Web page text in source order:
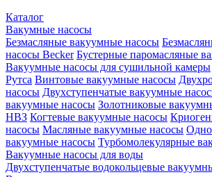
Каталог
Вакумные насосы
Безмасляные вакуумные насосы
насосы Becker Бустерные паромасляные
Вакуумные насосы для сушильной камеры
Рутса Винтовые вакуумные насосы
насосы Двухступенчатые вакуумные
вакуумные насосы Золотниковые
НВЗ Когтевые вакуумные насосы
насосы Масляные вакуумные насосы
вакуумные насосы Турбомолекулярные
Вакуумные насосы для воды
Двухступенчатые водокольцевые